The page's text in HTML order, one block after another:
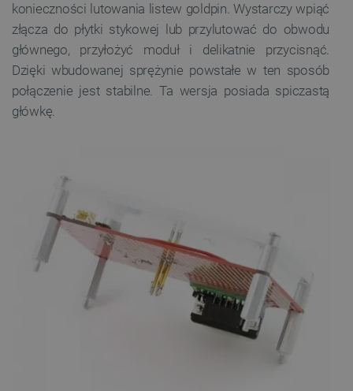
konieczności lutowania listew goldpin. Wystarczy wpiąć
złącza do płytki stykowej lub przylutować do obwodu
głównego, przyłożyć moduł i delikatnie przycisnąć.
Dzięki wbudowanej sprężynie powstałe w ten sposób
połączenie jest stabilne. Ta wersja posiada spiczastą
główkę.